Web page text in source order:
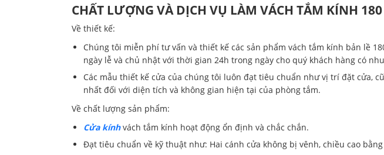
CHẤT LƯỢNG VÀ DỊCH VỤ LÀM VÁCH TẮM KÍNH
Về thiết kế:
Chúng tôi miễn phí tư vấn và thiết kế các sản phẩm vách tắm kính bản lề
ngày lễ và chủ nhật với thời gian 24h trong ngày cho quý khách hàng có
Các mẫu thiết kế cửa của chúng tôi luôn đạt tiêu chuẩn như vị trí đặt cửa,
nhất đối với diện tích và không gian hiện tại của phòng tắm.
Về chất lượng sản phẩm:
Cửa kínhvách tắm kính hoạt động ổn định và chắc chắn.
Đạt tiêu chuẩn về kỹ thuật như: Hai cánh cửa không bị vênh, chiều cao